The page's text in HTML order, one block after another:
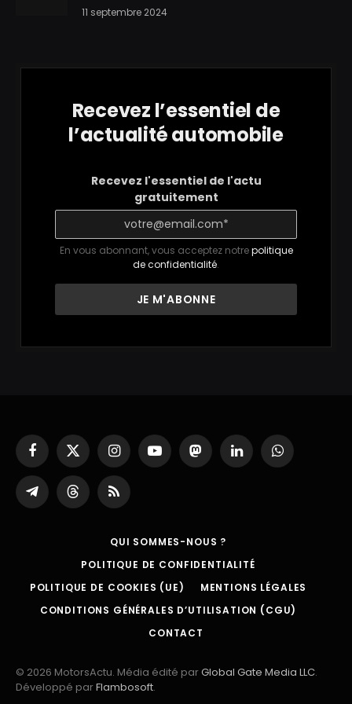
11 septembre 2024
Recevez l’essentiel de
l’actualité automobile
Recevez l'essentiel de l'actu
gratuitement
En vous abonnant, vous acceptez notrepolitique
de confidentialité.
Facebook
X
(Twitter)
InstagramYouTubeMastodonLinkedInWhatsApp
Partager
sur
ThreadsRSS
QUI SOMMES-NOUS ?
POLITIQUE DE CONFIDENTIALITÉ
POLITIQUE DE COOKIES (UE)
MENTIONS LÉGALES
CONDITIONS GÉNÉRALES D’UTILISATION (CGU)
CONTACT
© 2026 MotorsActu. Média édité parGlobal Gate Media LLC.
Développé parFlambosoft.